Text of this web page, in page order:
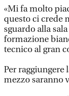
«Mi fa molto
questo ci crede
sguardo alla
formazione
tecnico al gran
Per raggiungere
mezzo saranno